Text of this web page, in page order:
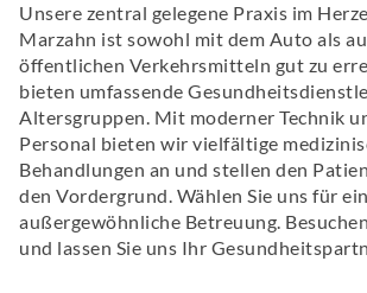
Unsere zentral gelegene Praxis im
Marzahn ist sowohl mit dem Auto als
öffentlichen Verkehrsmitteln gut zu
bieten umfassende
Altersgruppen. Mit moderner Technik
Personal bieten wir vielfältige
Behandlungen an und stellen den
den Vordergrund. Wählen Sie uns für
außergewöhnliche Betreuung.
und lassen Sie uns Ihr